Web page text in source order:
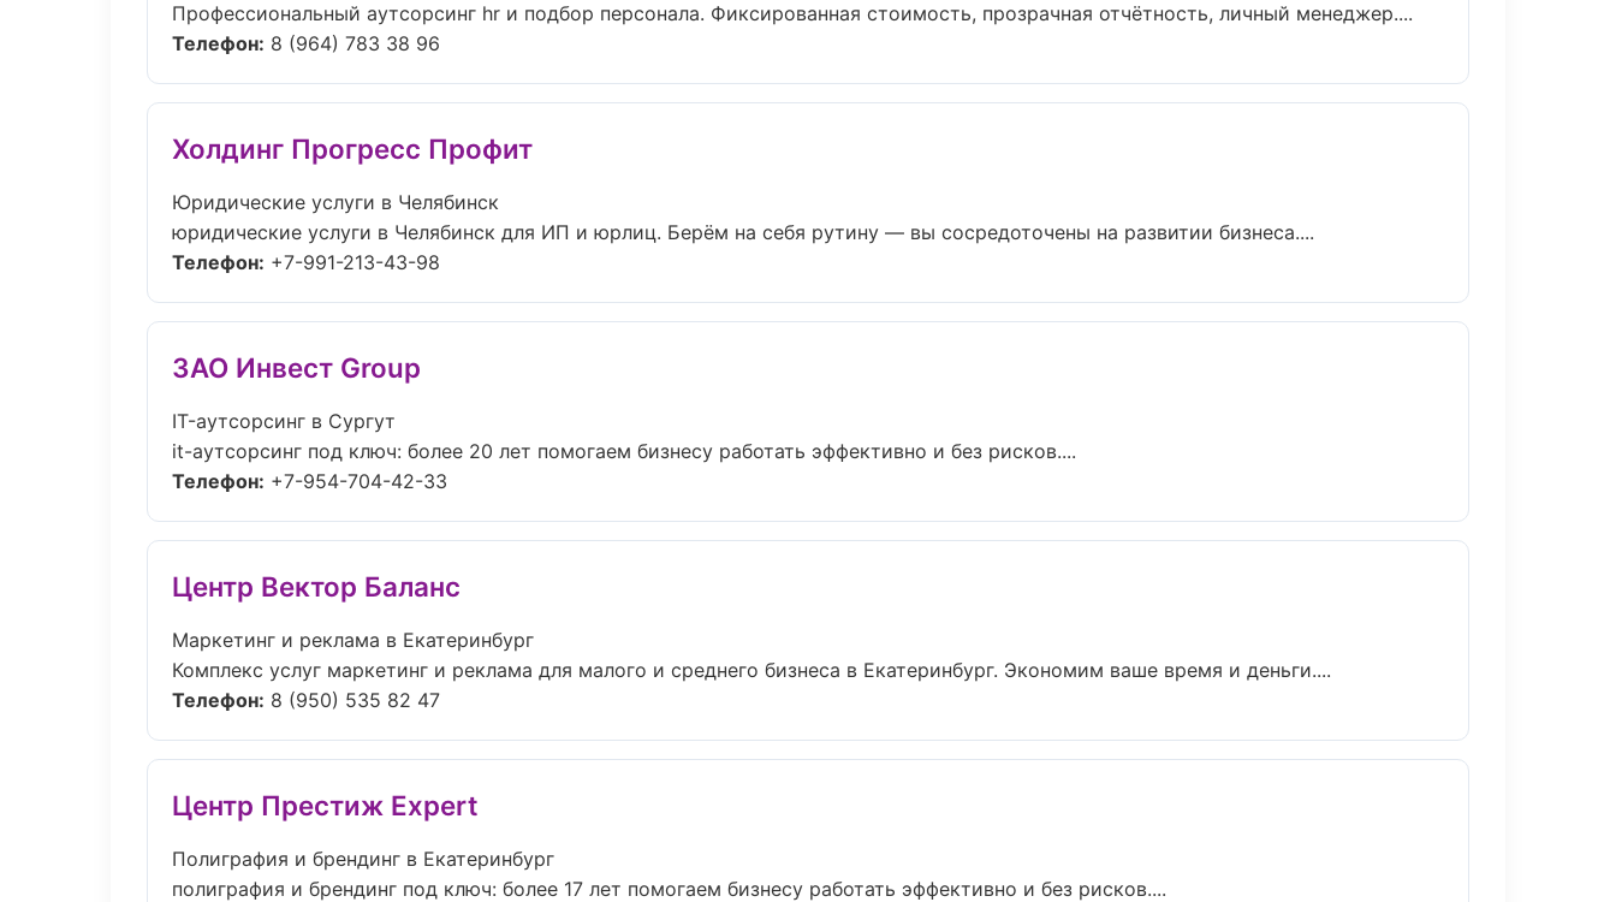
Профессиональный аутсорсинг hr и подбор персонала. Фиксированная стоимость, прозрачная отчётность, личный менеджер....
Телефон: 8 (964) 783 38 96
Холдинг Прогресс Профит
Юридические услуги в Челябинск
юридические услуги в Челябинск для ИП и юрлиц. Берём на себя рутину — вы сосредоточены на развитии бизнеса....
Телефон: +7-991-213-43-98
ЗАО Инвест Group
IT-аутсорсинг в Сургут
it-аутсорсинг под ключ: более 20 лет помогаем бизнесу работать эффективно и без рисков....
Телефон: +7-954-704-42-33
Центр Вектор Баланс
Маркетинг и реклама в Екатеринбург
Комплекс услуг маркетинг и реклама для малого и среднего бизнеса в Екатеринбург. Экономим ваше время и деньги....
Телефон: 8 (950) 535 82 47
Центр Престиж Expert
Полиграфия и брендинг в Екатеринбург
полиграфия и брендинг под ключ: более 17 лет помогаем бизнесу работать эффективно и без рисков....